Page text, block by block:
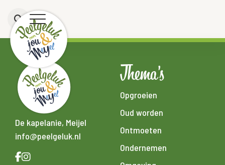
De kapelanie, Meijel
info@peelgeluk.nl
Thema's
Opgroeien
Oud worden
Ontmoeten
Ondernemen